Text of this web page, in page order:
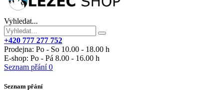
Vyhledat...
+420 777 277 752
Prodejna: Po - So 10.00 - 18.00 h
E-shop: Po - Pá 8.00 - 16.00 h
Seznam přání 0
Seznam přání